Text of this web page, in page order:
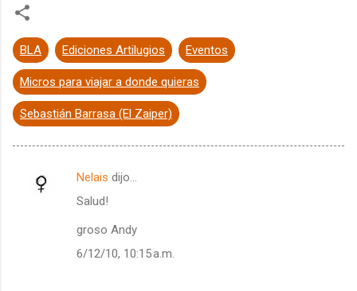
BLA Ediciones Artilugios Eventos
Micros para viajar a donde quieras
Sebastián Barrasa (El Zaiper)
C
Nelais dijo…
Salud!
groso Andy
6/12/10, 10:15 a.m.